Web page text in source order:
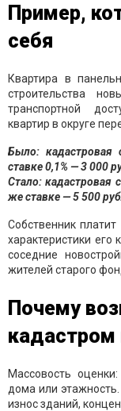
Пример,
себя
Квартира в
строительства
транспортной
квартир в округе
Было: кадастровая
ставке 0,1% — 3 000
Стало: кадастровая
же ставке — 5 500
Собственник
характеристики
соседние
жителей старого
Почему
Массовость
дома или
износ зданий,